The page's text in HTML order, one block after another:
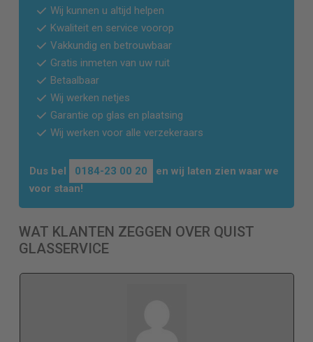
Wij kunnen u altijd helpen
Kwaliteit en service voorop
Vakkundig en betrouwbaar
Gratis inmeten van uw ruit
Betaalbaar
Wij werken netjes
Garantie op glas en plaatsing
Wij werken voor alle verzekeraars
Dus bel 0184-23 00 20
en wij laten zien waar we
voor staan!
WAT KLANTEN ZEGGEN OVER QUIST
GLASSERVICE